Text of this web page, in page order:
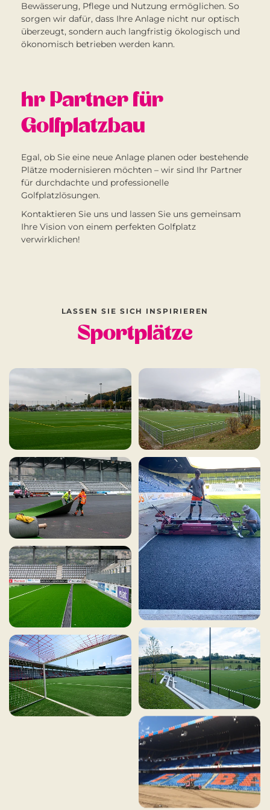
Bewässerung, Pflege und Nutzung ermöglichen. So
sorgen wir dafür, dass Ihre Anlage nicht nur optisch
überzeugt, sondern auch langfristig ökologisch und
ökonomisch betrieben werden kann.
hr Partner für
Golfplatzbau
Egal, ob Sie eine neue Anlage planen oder bestehende
Plätze modernisieren möchten – wir sind Ihr Partner
für durchdachte und professionelle
Golfplatzlösungen.
Kontaktieren Sie uns und lassen Sie uns gemeinsam
Ihre Vision von einem perfekten Golfplatz
verwirklichen!
LASSEN SIE SICH INSPIRIEREN
Sportplätze